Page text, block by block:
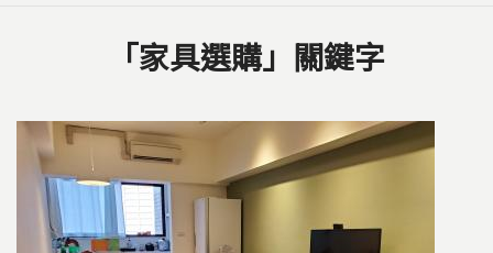
「家具選購」關鍵字